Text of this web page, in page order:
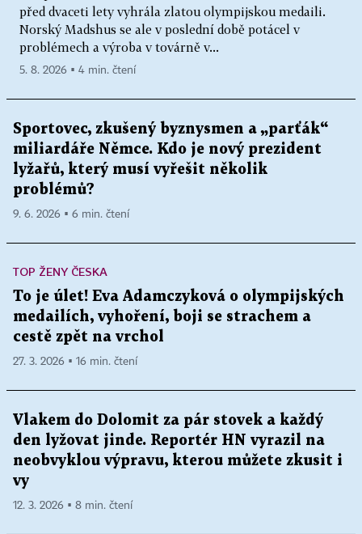
před dvaceti lety vyhrála zlatou olympijskou medaili.
Norský Madshus se ale v poslední době potácel v
problémech a výroba v továrně v...
5. 8. 2026 ▪ 4 min. čtení
Sportovec, zkušený byznysmen a „parťák“
miliardáře Němce. Kdo je nový prezident
lyžařů, který musí vyřešit několik
problémů?
9. 6. 2026 ▪ 6 min. čtení
TOP ŽENY ČESKA
To je úlet! Eva Adamczyková o olympijských
medailích, vyhoření, boji se strachem a
cestě zpět na vrchol
27. 3. 2026 ▪ 16 min. čtení
Vlakem do Dolomit za pár stovek a každý
den lyžovat jinde. Reportér HN vyrazil na
neobvyklou výpravu, kterou můžete zkusit i
vy
12. 3. 2026 ▪ 8 min. čtení